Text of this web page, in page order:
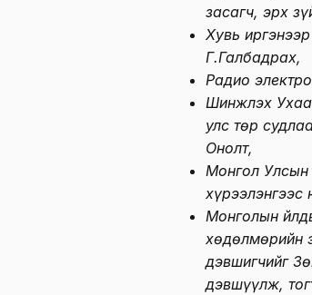
засагч, эрх
Хувь
Г.Галбадрах,
Радио
Шинжлэх
улс төр
Онолт,
Монгол Улсын
Монголын
хөдөлмөрийн
дэвшигчийг
дэвшүүлж,